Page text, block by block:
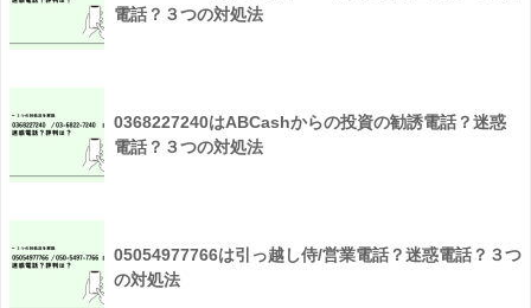
電話？３つの対処法
0368227240はABCashからの投資の勧誘電話？迷惑
電話？３つの対処法
05054977766は引っ越し侍/営業電話？迷惑電話？３つ
の対処法